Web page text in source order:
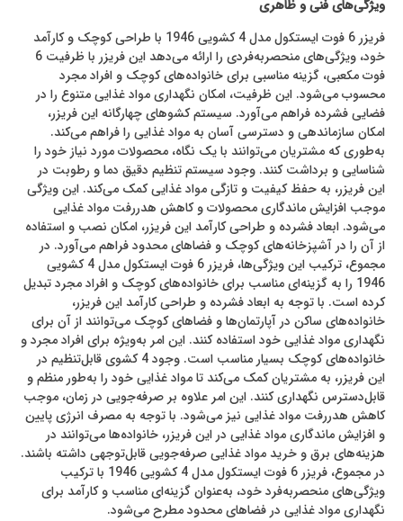
ویژگی‌های فنی و ظاهری
فریزر 6 فوت ایستکول مدل 4 کشویی 1946 با طراحی کوچک و کارآمد
خود، ویژگی‌های منحصربه‌فردی را ارائه می‌دهد این فریزر با ظرفیت 6
فوت مکعبی، گزینه مناسبی برای خانواده‌های کوچک و افراد مجرد
محسوب می‌شود. این ظرفیت، امکان نگهداری مواد غذایی متنوع را در
فضایی فشرده فراهم می‌آورد. سیستم کشوهای چهارگانه این فریزر،
امکان سازماندهی و دسترسی آسان به مواد غذایی را فراهم می‌کند.
به‌طوری که مشتریان می‌توانند با یک نگاه، محصولات مورد نیاز خود را
شناسایی و برداشت کنند. وجود سیستم تنظیم دقیق دما و رطوبت در
این فریزر، به حفظ کیفیت و تازگی مواد غذایی کمک می‌کند. این ویژگی
موجب افزایش ماندگاری محصولات و کاهش هدررفت مواد غذایی
می‌شود. ابعاد فشرده و طراحی کارآمد این فریزر، امکان نصب و استفاده
از آن را در آشپزخانه‌های کوچک و فضاهای محدود فراهم می‌آورد. در
مجموع، ترکیب این ویژگی‌ها، فریزر 6 فوت ایستکول مدل 4 کشویی
1946 را به گزینه‌ای مناسب برای خانواده‌های کوچک و افراد مجرد تبدیل
کرده است. با توجه به ابعاد فشرده و طراحی کارآمد این فریزر،
خانواده‌های ساکن در آپارتمان‌ها و فضاهای کوچک می‌توانند از آن برای
نگهداری مواد غذایی خود استفاده کنند. این امر به‌ویژه برای افراد مجرد و
خانواده‌های کوچک بسیار مناسب است. وجود 4 کشوی قابل‌تنظیم در
این فریزر، به مشتریان کمک می‌کند تا مواد غذایی خود را به‌طور منظم و
قابل‌دسترس نگهداری کنند. این امر علاوه بر صرفه‌جویی در زمان، موجب
کاهش هدررفت مواد غذایی نیز می‌شود. با توجه به مصرف انرژی پایین
و افزایش ماندگاری مواد غذایی در این فریزر، خانواده‌ها می‌توانند در
هزینه‌های برق و خرید مواد غذایی صرفه‌جویی قابل‌توجهی داشته باشند.
در مجموع، فریزر 6 فوت ایستکول مدل 4 کشویی 1946 با ترکیب
ویژگی‌های منحصربه‌فرد خود، به‌عنوان گزینه‌ای مناسب و کارآمد برای
نگهداری مواد غذایی در فضاهای محدود مطرح می‌شود.